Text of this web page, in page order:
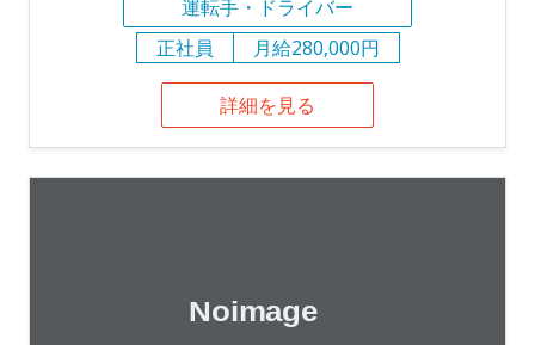
運転手・ドライバー
正社員
月給280,000円
詳細を見る